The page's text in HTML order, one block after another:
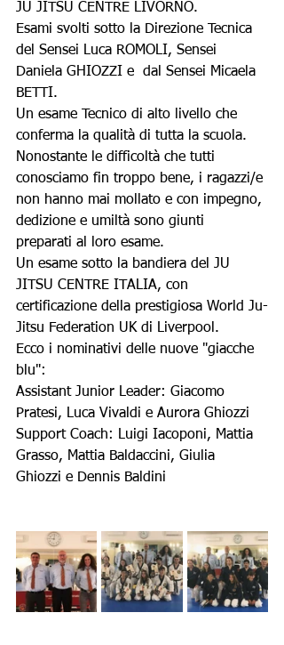
JU JITSU CENTRE LIVORNO.
Esami svolti sotto la Direzione Tecnica
del Sensei Luca ROMOLI, Sensei
Daniela GHIOZZI e  dal Sensei Micaela
BETTI.
Un esame Tecnico di alto livello che
conferma la qualità di tutta la scuola.
Nonostante le difficoltà che tutti
conosciamo fin troppo bene, i ragazzi/e
non hanno mai mollato e con impegno,
dedizione e umiltà sono giunti
preparati al loro esame.
Un esame sotto la bandiera del JU
JITSU CENTRE ITALIA, con
certificazione della prestigiosa World Ju-
Jitsu Federation UK di Liverpool.
Ecco i nominativi delle nuove "giacche
blu":
Assistant Junior Leader: Giacomo
Pratesi, Luca Vivaldi e Aurora Ghiozzi
Support Coach: Luigi Iacoponi, Mattia
Grasso, Mattia Baldaccini, Giulia
Ghiozzi e Dennis Baldini